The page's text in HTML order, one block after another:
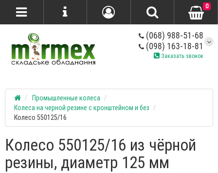
(068) 988-51-68
(098) 163-18-81
Заказать звонок
0
Промышленные колеса
Колеса на черной резине с кронштейном и без
Колесо 550125/16
Колесо 550125/16 из чёрной
резины, диаметр 125 мм